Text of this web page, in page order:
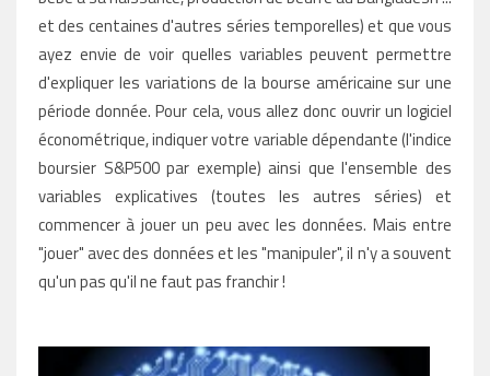
et des centaines d'autres séries temporelles) et que vous
ayez envie de voir quelles variables peuvent permettre
d'expliquer les variations de la bourse américaine sur une
période donnée. Pour cela, vous allez donc ouvrir un logiciel
économétrique, indiquer votre variable dépendante (l'indice
boursier S&P500 par exemple) ainsi que l'ensemble des
variables explicatives (toutes les autres séries) et
commencer à jouer un peu avec les données. Mais entre
"jouer" avec des données et les "manipuler", il n'y a souvent
qu'un pas qu'il ne faut pas franchir !